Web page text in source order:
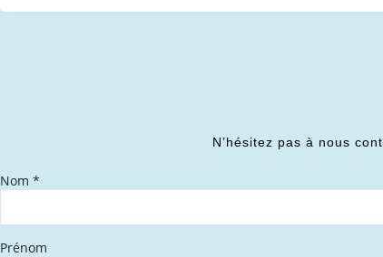
N’hésitez pas à nous
Nom *
Prénom